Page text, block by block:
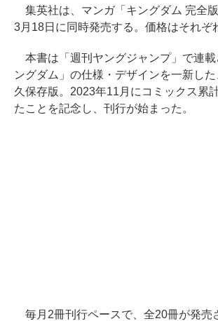
集英社は、マンガ「キングダム 完全
3月18日に同時発売する。価格はそれぞ
本書は「週刊ヤングジャンプ」で連載
ングダム」の仕様・デザインを一新し
久保存版。2023年11月にコミックス累
たことを記念し、刊行が始まった。
毎月2冊刊行ペースで、全20冊が発売